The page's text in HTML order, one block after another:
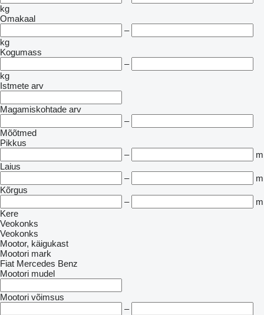
kg
Omakaal
–
kg
Kogumass
–
kg
Istmete arv
Magamiskohtade arv
–
Mõõtmed
Pikkus
–
m
Laius
–
m
Kõrgus
–
m
Kere
Veokonks
Veokonks
Mootor, käigukast
Mootori mark
Fiat Mercedes Benz
Mootori mudel
Mootori võimsus
–